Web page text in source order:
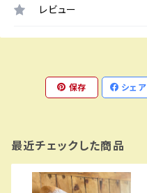
レビュー
保存 シェア
最近チェックした商品